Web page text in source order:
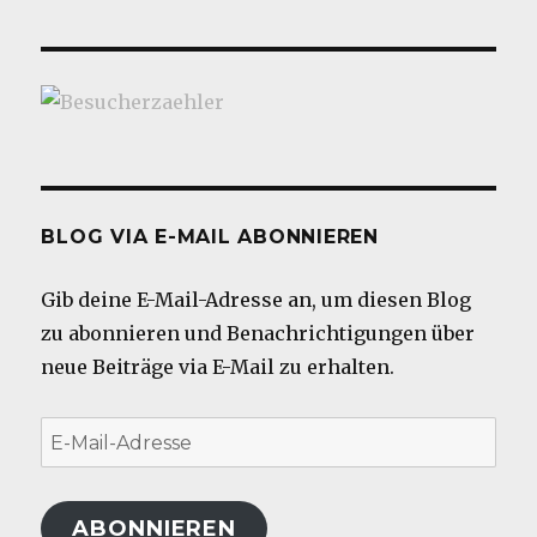
BLOG VIA E-MAIL ABONNIEREN
Gib deine E-Mail-Adresse an, um diesen Blog
zu abonnieren und Benachrichtigungen über
neue Beiträge via E-Mail zu erhalten.
E-
Mail-
Adresse
ABONNIEREN